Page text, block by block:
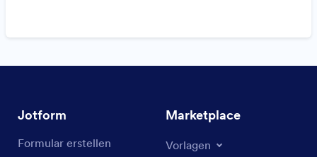
Jotform
Formular erstellen
Marketplace
Vorlagen